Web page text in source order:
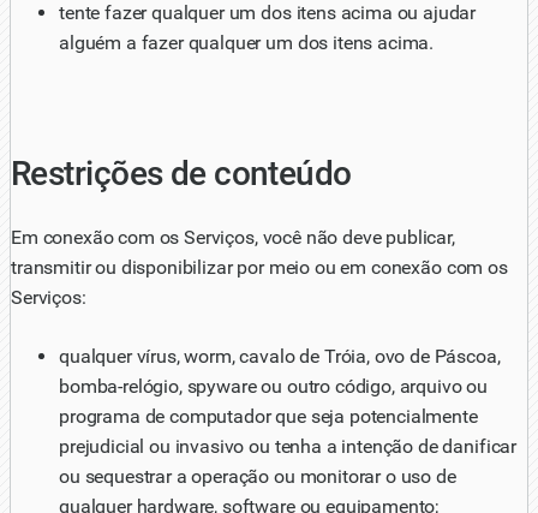
tente fazer qualquer um dos itens acima ou ajudar
alguém a fazer qualquer um dos itens acima.
Restrições de conteúdo
Em conexão com os Serviços, você não deve publicar,
transmitir ou disponibilizar por meio ou em conexão com os
Serviços:
qualquer vírus, worm, cavalo de Tróia, ovo de Páscoa,
bomba-relógio, spyware ou outro código, arquivo ou
programa de computador que seja potencialmente
prejudicial ou invasivo ou tenha a intenção de danificar
ou sequestrar a operação ou monitorar o uso de
qualquer hardware, software ou equipamento;